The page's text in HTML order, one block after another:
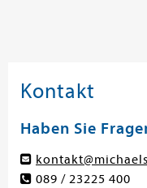
Kontakt
Haben Sie
089 / 23225 400